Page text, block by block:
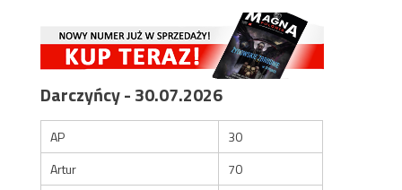
Darczyńcy - 30.07.2026
AP
30
Artur
70